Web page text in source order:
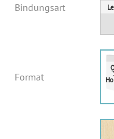
Bindungsart
Format